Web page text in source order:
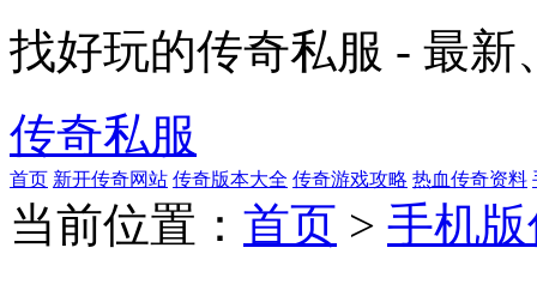
找好玩的传奇私服 - 最
传奇私服
首页 新开传奇网站 传奇版本大全 传奇游戏攻略 热血传奇资料
当前位置： 首页 > 手机